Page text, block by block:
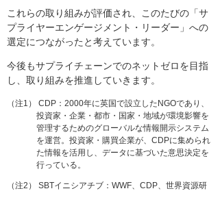
これらの取り組みが評価され、このたびの「サ
プライヤーエンゲージメント・リーダー」への
選定につながったと考えています。
今後もサプライチェーンでのネットゼロを目指
し、取り組みを推進していきます。
（注1） CDP：2000年に英国で設立したNGOであり、
投資家・企業・都市・国家・地域が環境影響を
管理するためのグローバルな情報開示システム
を運営。投資家・購買企業が、CDPに集められ
た情報を活用し、データに基づいた意思決定を
行っている。
（注2） SBTイニシアチブ：WWF、CDP、世界資源研